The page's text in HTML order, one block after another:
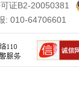
证B2-20050381
: 010-64706601